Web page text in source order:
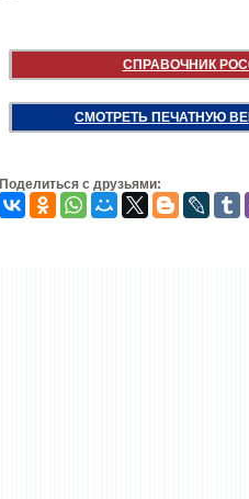
СПРАВОЧНИК
СМОТРЕТЬ ПЕЧАТНУЮ
Поделиться с друзьями: